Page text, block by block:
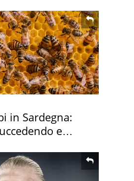
in Sardegna:
e